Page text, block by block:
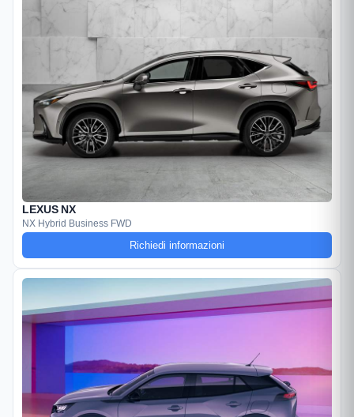
LEXUS NX
NX Hybrid Business FWD
Richiedi informazioni